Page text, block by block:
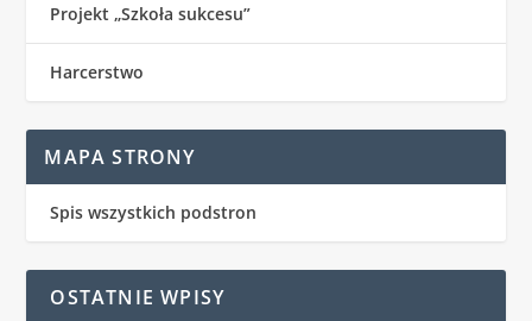
Projekt „Szkoła sukcesu”
Harcerstwo
MAPA STRONY
Spis wszystkich podstron
OSTATNIE WPISY